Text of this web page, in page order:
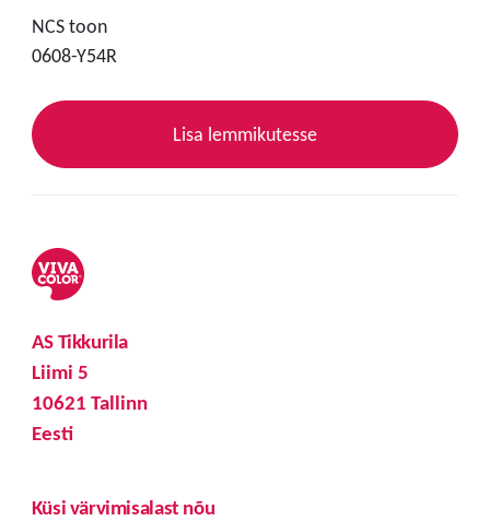
NCS toon
0608-Y54R
Lisa lemmikutesse
AS Tikkurila
Liimi 5
10621 Tallinn
Eesti
Küsi värvimisalast nõu